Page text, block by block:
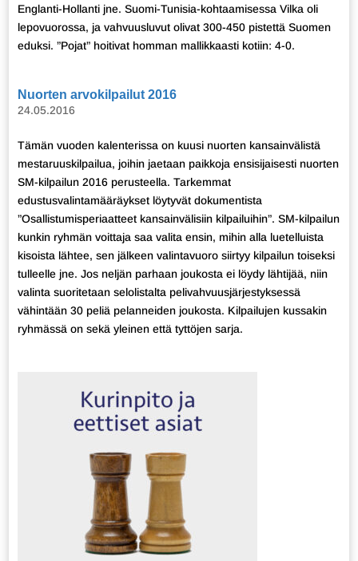
Englanti-Hollanti jne. Suomi-Tunisia-kohtaamisessa Vilka oli
lepovuorossa, ja vahvuusluvut olivat 300-450 pistettä Suomen
eduksi. ”Pojat” hoitivat homman mallikkaasti kotiin: 4-0.
Nuorten arvokilpailut 2016
24.05.2016
Tämän vuoden kalenterissa on kuusi nuorten kansainvälistä
mestaruuskilpailua, joihin jaetaan paikkoja ensisijaisesti nuorten
SM-kilpailun 2016 perusteella. Tarkemmat
edustusvalintamääräykset löytyvät dokumentista
”Osallistumisperiaatteet kansainvälisiin kilpailuihin”. SM-kilpailun
kunkin ryhmän voittaja saa valita ensin, mihin alla luetelluista
kisoista lähtee, sen jälkeen valintavuoro siirtyy kilpailun toiseksi
tulleelle jne. Jos neljän parhaan joukosta ei löydy lähtijää, niin
valinta suoritetaan selolistalta pelivahvuusjärjestyksessä
vähintään 30 peliä pelanneiden joukosta. Kilpailujen kussakin
ryhmässä on sekä yleinen että tyttöjen sarja.